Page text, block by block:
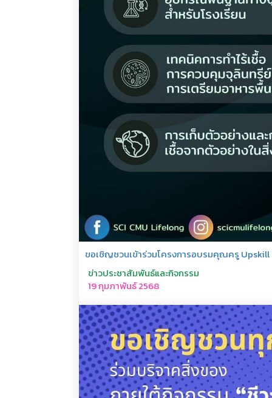
ขอเชิญชวนเข้าร่วมโครงการอบรมคุณครู
ข่าวประชาสัมพันธ์และกิจกรรม
19 กุมภาพันธ์ 2568